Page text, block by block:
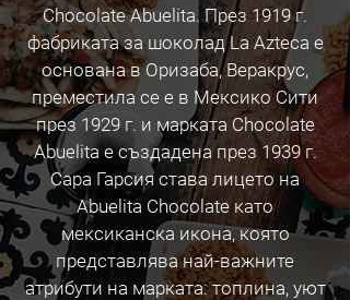
Chocolate Abuelita. През 1919 г.
фабриката за шоколад La Azteca е
основана в Оризаба, Веракрус,
преместила се е в Мексико Сити
през 1929 г. и марката Chocolate
Abuelita е създадена през 1939 г.
Сара Гарсия става лицето на
Abuelita Chocolate като
мексиканска икона, която
представлява най-важните
атрибути на марката: топлина, уют